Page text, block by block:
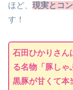
ほど、 現実とコ
す！
石田ひかりさん
る名物「豚しゃ
黒豚が甘くて本